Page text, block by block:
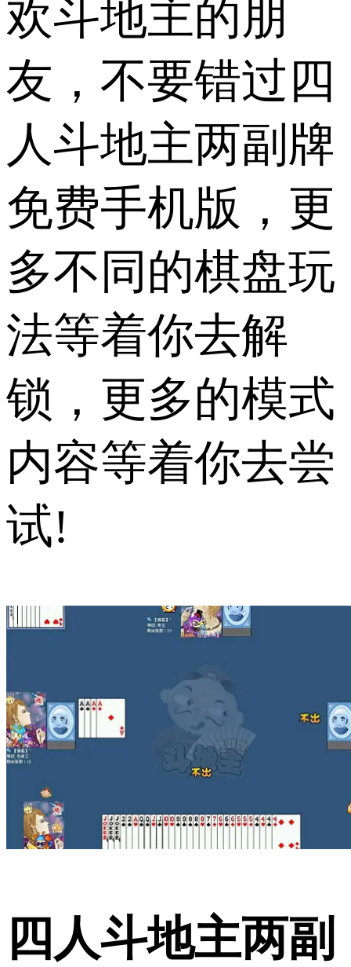
欢斗地主的朋
友，不要错过四
人斗地主两副牌
免费手机版，更
多不同的棋盘玩
法等着你去解
锁，更多的模式
内容等着你去尝
试!
四人斗地主两副